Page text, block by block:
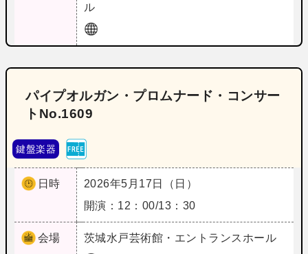
ル
パイプオルガン・プロムナード・コンサー
トNo.1609
鍵盤楽器
日時
2026年5月17日（日）
開演：12：00/13：30
会場 茨城水戸芸術館・エントランスホール